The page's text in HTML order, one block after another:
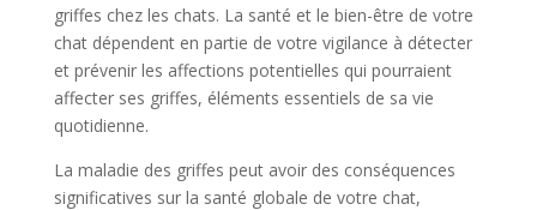
griffes chez les chats. La santé et le bien-être de votre
chat dépendent en partie de votre vigilance à détecter
et prévenir les affections potentielles qui pourraient
affecter ses griffes, éléments essentiels de sa vie
quotidienne.
La maladie des griffes peut avoir des conséquences
significatives sur la santé globale de votre chat,